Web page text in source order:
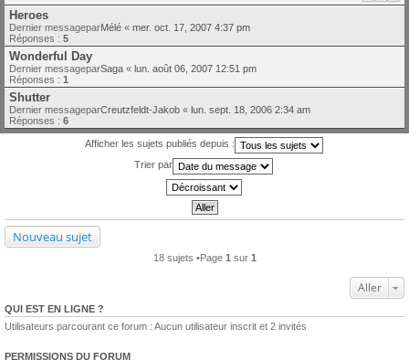
Heroes
Dernier messageparMélé « mer. oct. 17, 2007 4:37 pm
Réponses : 5
Wonderful Day
Dernier messageparSaga « lun. août 06, 2007 12:51 pm
Réponses : 1
Shutter
Dernier messageparCreutzfeldt-Jakob « lun. sept. 18, 2006 2:34 am
Réponses : 6
Afficher les sujets publiés depuis :
Trier par
Nouveau sujet
18 sujets •Page 1 sur 1
Aller
QUI EST EN LIGNE ?
Utilisateurs parcourant ce forum : Aucun utilisateur inscrit et 2 invités
PERMISSIONS DU FORUM